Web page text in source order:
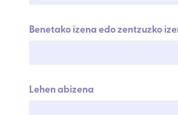
Benetako izena edo zentzuzko
Lehen abizena